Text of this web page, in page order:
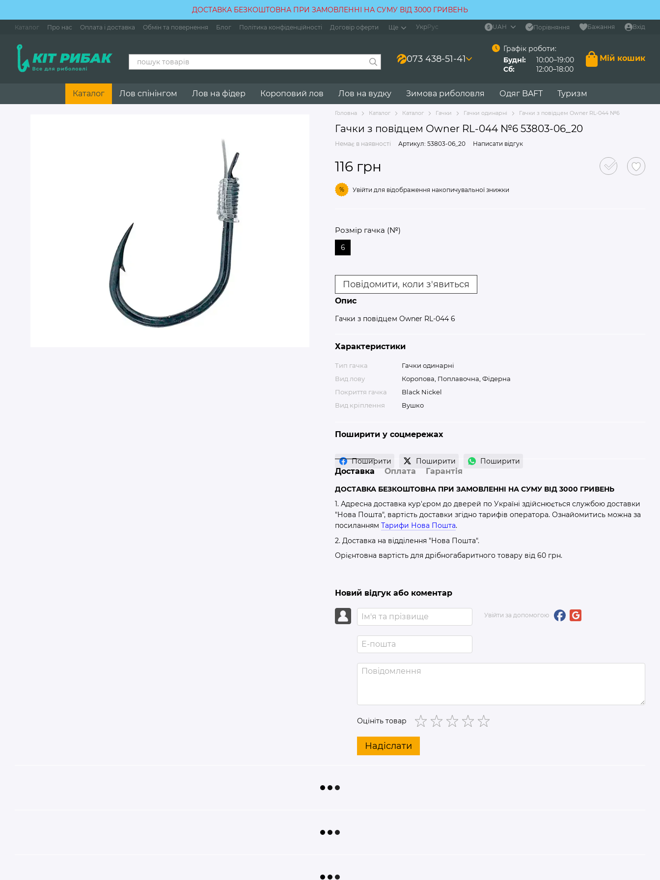
ДОСТАВКА БЕЗКОШТОВНА ПРИ ЗАМОВЛЕННІ НА СУМУ ВІД 3000 ГРИВЕНЬ
Каталог Про нас Оплата і доставка Обмін та повернення Блог Політика конфіденційності Договір оферти Ще УкрРус UAH Порівняння Бажання Вхід
073 438-51-41
Графік роботи:
Будні:
10:00–19:00
Сб:
12:00–18:00
Мій кошик
Каталог Лов спінінгом Лов на фідер Короповий лов Лов на вудку Зимова риболовля Одяг BAFT Туризм
Головна Каталог Каталог Гачки Гачки одинарні Гачки з повідцем Owner RL-044 №6
Гачки з повідцем Owner RL-044 №6 53803-06_20
Немає в наявності Артикул: 53803-06_20 Написати відгук
116 грн
% Увійти для відображення накопичувальної знижки
Розмір гачка (№)
6
Повідомити, коли з'явиться
Опис
Гачки з повідцем Owner RL-044 6
Характеристики
Тип гачка
Гачки одинарні
Вид лову
Коропова, Поплавочна, Фідерна
Покриття гачка
Black Nickel
Вид кріплення
Вушко
Поширити у соцмережах
Поширити Поширити Поширити
Доставка Оплата Гарантія
ДОСТАВКА БЕЗКОШТОВНА ПРИ ЗАМОВЛЕННІ НА СУМУ ВІД 3000 ГРИВЕНЬ
1. Адресна доставка кур'єром до дверей по Україні здійснюється службою доставки
"Нова Пошта", вартість доставки згідно тарифів оператора. Ознайомитись можна за
посиланням Тарифи Нова Пошта.
2. Доставка на відділення "Нова Пошта".
Орієнтовна вартість для дрібногабаритного товару від 60 грн.
Новий відгук або коментар
Увійти за допомогою
Оцініть товар
Надіслати